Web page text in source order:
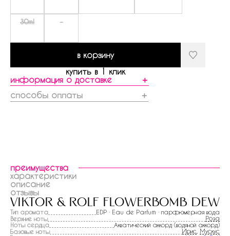
30ml -
в корзину
купить в 1 клик
информация о доставке
＋
способы оплаты
＋
преимущества
характеристики
описание
отзывы
viktor & rolf flowerbomb dew
Тип аромата
EDP · Eau de Parfum · парфюмерная вода
Верхние ноты
Роза
Ноты сердца
Акватический аккорд (водяной аккорд)
Базовые ноты
Ирис Мускус